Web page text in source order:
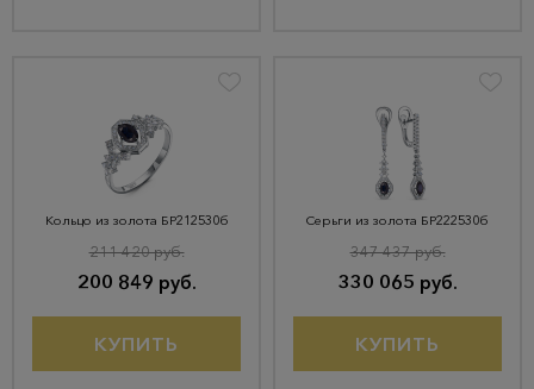
Кольцо из золота БР212530б
200 849 руб.
211 420 руб.
КУПИТЬ
Серьги из золота БР222530б
330 065 руб.
347 437 руб.
КУПИТЬ